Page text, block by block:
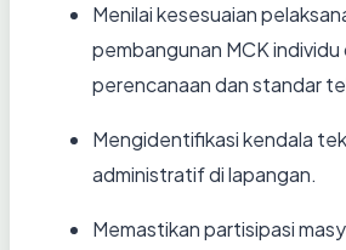
Menilai kesesuaian
pembangunan MCK individu
perencanaan dan standar
Mengidentifikasi kendala
administratif di lapangan.
Memastikan partisipasi